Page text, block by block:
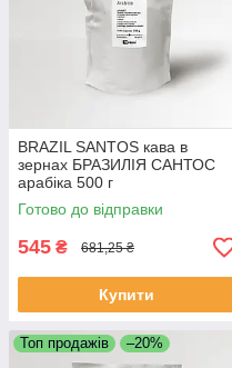
BRAZIL SANTOS кава в
зернах БРАЗИЛІЯ САНТОС
арабіка 500 г
Свіжообсмажена кава
зернова Моносорт
Готово до відправки
545 ₴ 681,25 ₴
Купити
Топ продажів –20%